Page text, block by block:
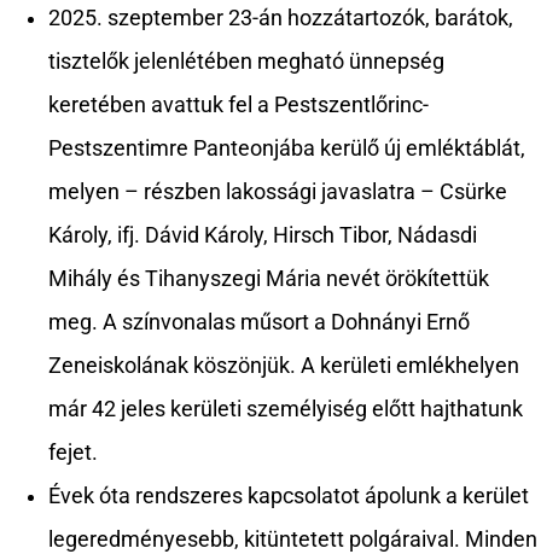
2025. szeptember 23-án hozzátartozók, barátok,
tisztelők jelenlétében megható ünnepség
keretében avattuk fel a Pestszentlőrinc-
Pestszentimre Panteonjába kerülő új emléktáblát,
melyen – részben lakossági javaslatra – Csürke
Károly, ifj. Dávid Károly, Hirsch Tibor, Nádasdi
Mihály és Tihanyszegi Mária nevét örökítettük
meg. A színvonalas műsort a Dohnányi Ernő
Zeneiskolának köszönjük. A kerületi emlékhelyen
már 42 jeles kerületi személyiség előtt hajthatunk
fejet.
Évek óta rendszeres kapcsolatot ápolunk a kerület
legeredményesebb, kitüntetett polgáraival. Minden